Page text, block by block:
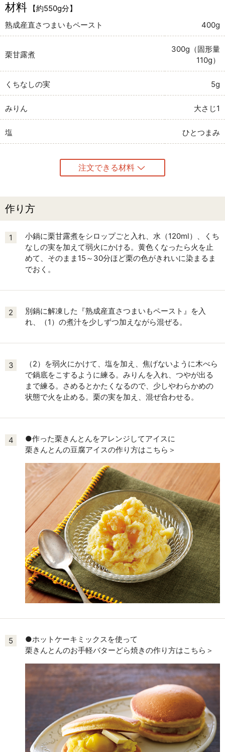
材料
【約550g分】
熟成産直さつまいもペースト
400g
栗甘露煮
300g（固形量
110g）
くちなしの実 5g
みりん 大さじ1
塩 ひとつまみ
注文できる材料
作り方
1
小鍋に栗甘露煮をシロップごと入れ、水（120ml）、くち
なしの実を加えて弱火にかける。黄色くなったら火を止
めて、そのまま15～30分ほど栗の色がきれいに染まるま
でおく。
2
別鍋に解凍した『熟成産直さつまいもペースト』を入
れ、（1）の煮汁を少しずつ加えながら混ぜる。
3
（2）を弱火にかけて、塩を加え、焦げないように木べら
で鍋底をこするように練る。みりんを入れ、つやが出る
まで練る。さめるとかたくなるので、少しやわらかめの
状態で火を止める。栗の実を加え、混ぜ合わせる。
4
●作った栗きんとんをアレンジしてアイスに
栗きんとんの豆腐アイスの作り方はこちら＞
5
●ホットケーキミックスを使って
栗きんとんのお手軽バターどら焼きの作り方はこちら＞